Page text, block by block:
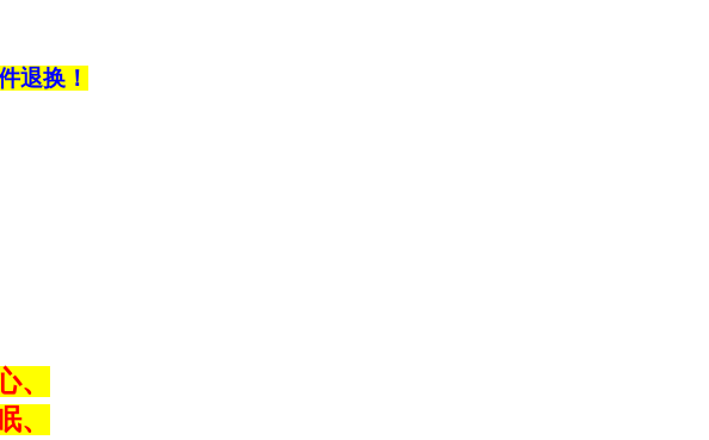
退换！
、
、